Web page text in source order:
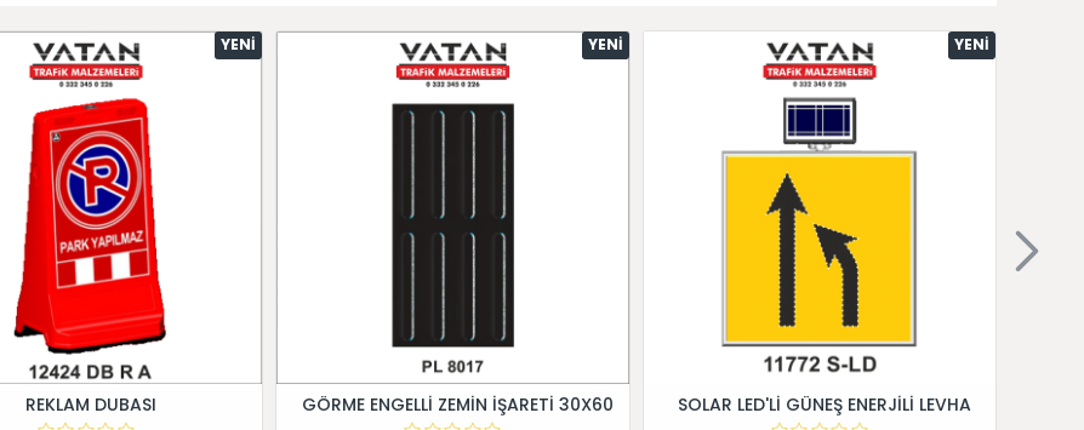
YENI
REKLAM DUBASI
YENI
GÖRME ENGELLİ ZEMİN İŞARETİ 30X60
YENI
SOLAR LED'Lİ GÜNEŞ ENERJİLİ LEVHA